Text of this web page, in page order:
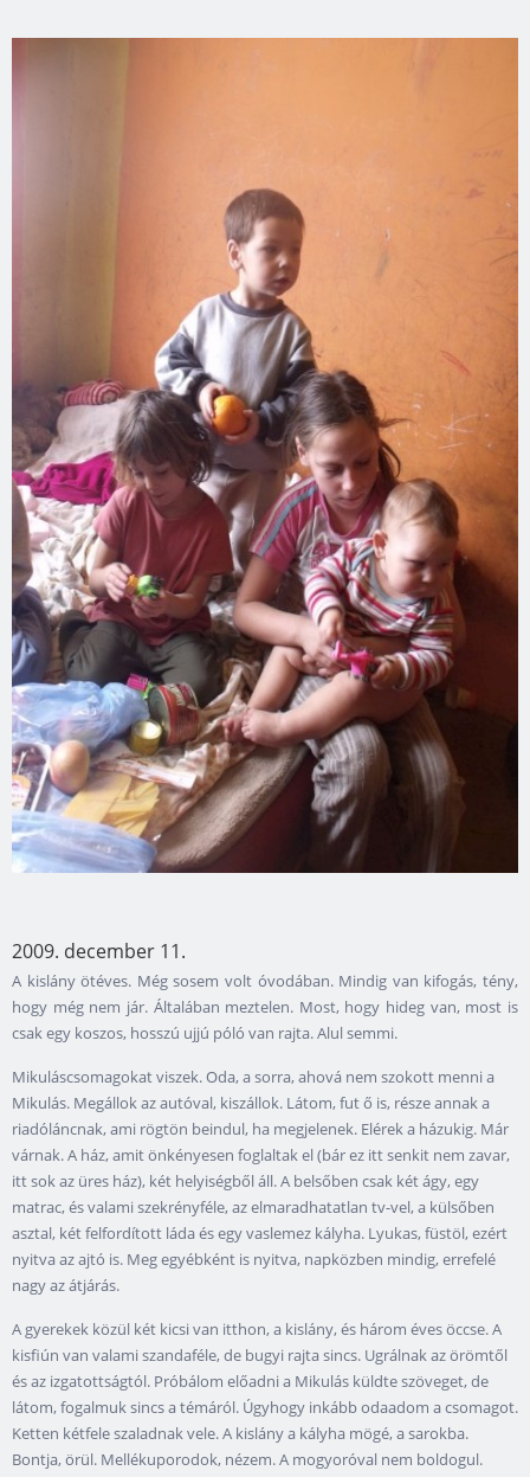
2009. december 11.
A kislány ötéves. Még sosem volt óvodában. Mindig van kifogás, tény,
hogy még nem jár. Általában meztelen. Most, hogy hideg van, most is
csak egy koszos, hosszú ujjú póló van rajta. Alul semmi.
Mikuláscsomagokat viszek. Oda, a sorra, ahová nem szokott menni a
Mikulás. Megállok az autóval, kiszállok. Látom, fut ő is, része annak a
riadóláncnak, ami rögtön beindul, ha megjelenek. Elérek a házukig. Már
várnak. A ház, amit önkényesen foglaltak el (bár ez itt senkit nem zavar,
itt sok az üres ház), két helyiségből áll. A belsőben csak két ágy, egy
matrac, és valami szekrényféle, az elmaradhatatlan tv-vel, a külsőben
asztal, két felfordított láda és egy vaslemez kályha. Lyukas, füstöl, ezért
nyitva az ajtó is. Meg egyébként is nyitva, napközben mindig, errefelé
nagy az átjárás.
A gyerekek közül két kicsi van itthon, a kislány, és három éves öccse. A
kisfiún van valami szandaféle, de bugyi rajta sincs. Ugrálnak az örömtől
és az izgatottságtól. Próbálom előadni a Mikulás küldte szöveget, de
látom, fogalmuk sincs a témáról. Úgyhogy inkább odaadom a csomagot.
Ketten kétfele szaladnak vele. A kislány a kályha mögé, a sarokba.
Bontja, örül. Mellékuporodok, nézem. A mogyoróval nem boldogul.